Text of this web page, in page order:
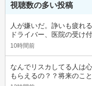
視聴数の多い投稿
人が嫌いだ。諍いも疲れ
ドライバー、医院の受け
10時間前
なんでリスカしてる人は
もらえるの？？将来のこ